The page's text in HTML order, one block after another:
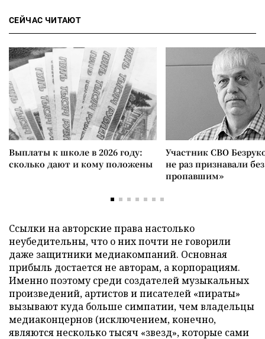
СЕЙЧАС ЧИТАЮТ
Выплаты к школе в 2026 году:
сколько дают и кому положены
Участник СВО
не раз признавали
пропавшим»
Ссылки на авторские права настолько
неубедительны, что о них почти не говорили
даже защитники медиакомпаний. Основная
прибыль достается не авторам, а корпорациям.
Именно поэтому среди создателей музыкальных
произведений, артистов и писателей «пираты»
вызывают куда больше симпатии, чем владельцы
медиаконцернов (исключением, конечно,
являются несколько тысяч «звезд», которые сами